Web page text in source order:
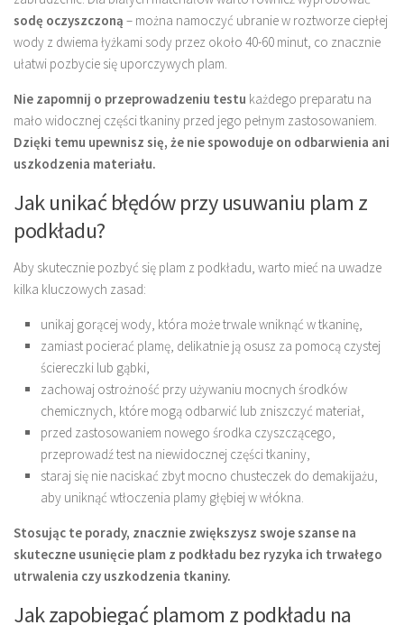
sodę oczyszczoną – można namoczyć ubranie w roztworze ciepłej
wody z dwiema łyżkami sody przez około 40-60 minut, co znacznie
ułatwi pozbycie się uporczywych plam.
Nie zapomnij o przeprowadzeniu testu każdego preparatu na
mało widocznej części tkaniny przed jego pełnym zastosowaniem.
Dzięki temu upewnisz się, że nie spowoduje on odbarwienia ani
uszkodzenia materiału.
Jak unikać błędów przy usuwaniu plam z
podkładu?
Aby skutecznie pozbyć się plam z podkładu, warto mieć na uwadze
kilka kluczowych zasad:
unikaj gorącej wody, która może trwale wniknąć w tkaninę,
zamiast pocierać plamę, delikatnie ją osusz za pomocą czystej
ściereczki lub gąbki,
zachowaj ostrożność przy używaniu mocnych środków
chemicznych, które mogą odbarwić lub zniszczyć materiał,
przed zastosowaniem nowego środka czyszczącego,
przeprowadź test na niewidocznej części tkaniny,
staraj się nie naciskać zbyt mocno chusteczek do demakijażu,
aby uniknąć wtłoczenia plamy głębiej w włókna.
Stosując te porady, znacznie zwiększysz swoje szanse na
skuteczne usunięcie plam z podkładu bez ryzyka ich trwałego
utrwalenia czy uszkodzenia tkaniny.
Jak zapobiegać plamom z podkładu na